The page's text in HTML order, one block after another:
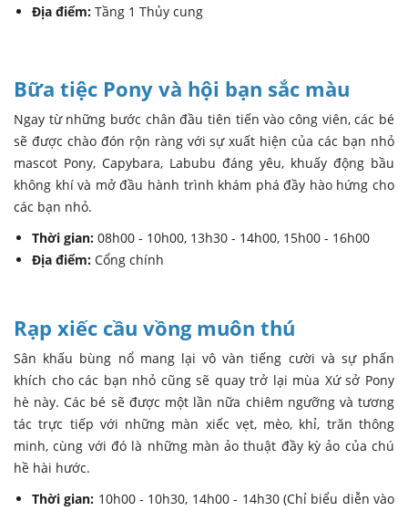
Địa điểm: Tầng 1 Thủy cung
Bữa tiệc Pony và hội bạn sắc màu
Ngay từ những bước chân đầu tiên tiến vào công viên, các bé
sẽ được chào đón rộn ràng với sự xuất hiện của các bạn nhỏ
mascot Pony, Capybara, Labubu đáng yêu, khuấy động bầu
không khí và mở đầu hành trình khám phá đầy hào hứng cho
các bạn nhỏ.
Thời gian: 08h00 - 10h00, 13h30 - 14h00, 15h00 - 16h00
Địa điểm: Cổng chính
Rạp xiếc cầu vồng muôn thú
Sân khấu bùng nổ mang lại vô vàn tiếng cười và sự phấn
khích cho các bạn nhỏ cũng sẽ quay trở lại mùa Xứ sở Pony
hè này. Các bé sẽ được một lần nữa chiêm ngưỡng và tương
tác trực tiếp với những màn xiếc vẹt, mèo, khỉ, trăn thông
minh, cùng với đó là những màn ảo thuật đầy kỳ ảo của chú
hề hài hước.
Thời gian: 10h00 - 10h30, 14h00 - 14h30 (Chỉ biểu diễn vào